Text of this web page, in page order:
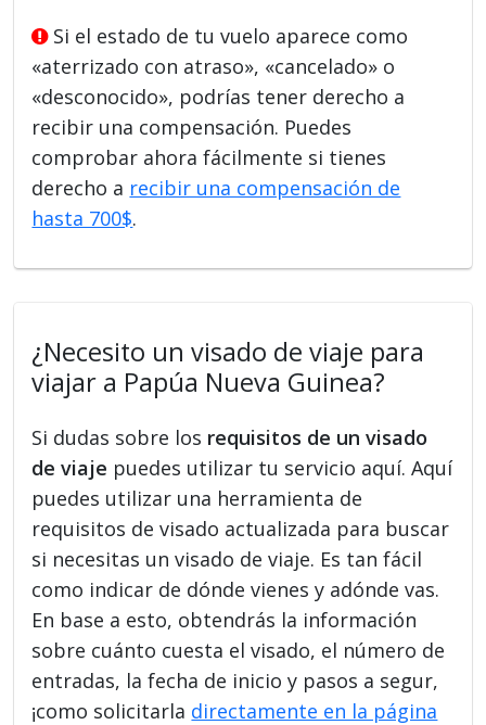
Si el estado de tu vuelo aparece como
«aterrizado con atraso», «cancelado» o
«desconocido», podrías tener derecho a
recibir una compensación. Puedes
comprobar ahora fácilmente si tienes
derecho a recibir una compensación de
hasta 700$.
¿Necesito un visado de viaje para
viajar a Papúa Nueva Guinea?
Si dudas sobre los requisitos de un visado
de viaje puedes utilizar tu servicio aquí. Aquí
puedes utilizar una herramienta de
requisitos de visado actualizada para buscar
si necesitas un visado de viaje. Es tan fácil
como indicar de dónde vienes y adónde vas.
En base a esto, obtendrás la información
sobre cuánto cuesta el visado, el número de
entradas, la fecha de inicio y pasos a segur,
¡como solicitarla directamente en la página